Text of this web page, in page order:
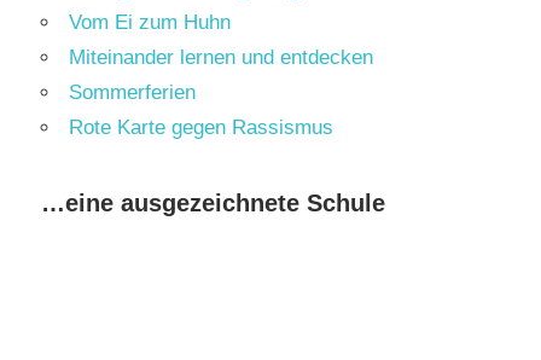
Vom Ei zum Huhn
Miteinander lernen und entdecken
Sommerferien
Rote Karte gegen Rassismus
…eine ausgezeichnete Schule